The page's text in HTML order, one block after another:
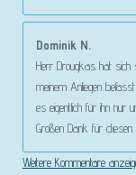
Dominik N.
Herr Drougkas hat sich
meinem Anliegen
es eigentlich für ihn nur
Großen Dank für diesen
Weitere Kommentare